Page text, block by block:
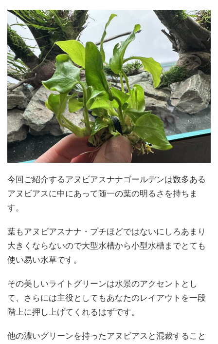
今回ご紹介するアヌビアスナナゴールデンは数多ある
アヌビアスに中にあって随一の葉の明るさを持ちま
す。
葉もアヌビアスナナ・プチほどではないにしろあまり
大きくならないので大型水槽から小型水槽までとても
使い易い水草です。
その美しいライトグリーンは水景のアクセントとし
て、さらには主役としてもあなたのレイアウトを一段
階上に押し上げてくれるはずです。
他の濃いグリーンを持ったアヌビアスと混裁すること